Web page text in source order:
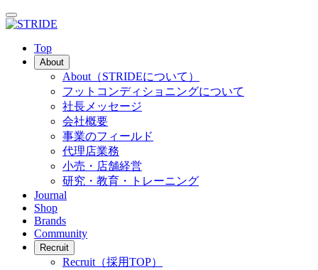
Top
About
About （STRIDEについて）
フットコンディショニングについて
社長メッセージ
会社概要
事業のフィールド
代理店業務
小売・店舗経営
研究・教育・トレーニング
Journal
Shop
Brands
Community
Recruit
Recruit （採用TOP）